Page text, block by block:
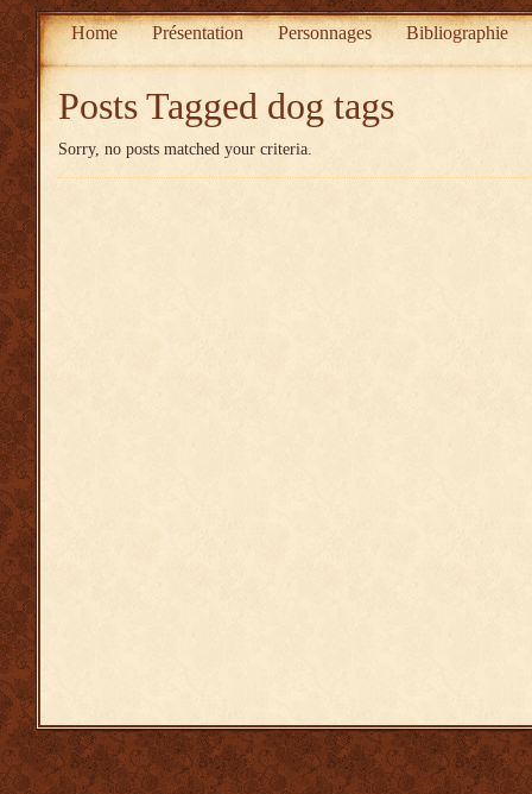
Home Présentation Personnages Bibliographie
Posts Tagged dog tags
Sorry, no posts matched your criteria.